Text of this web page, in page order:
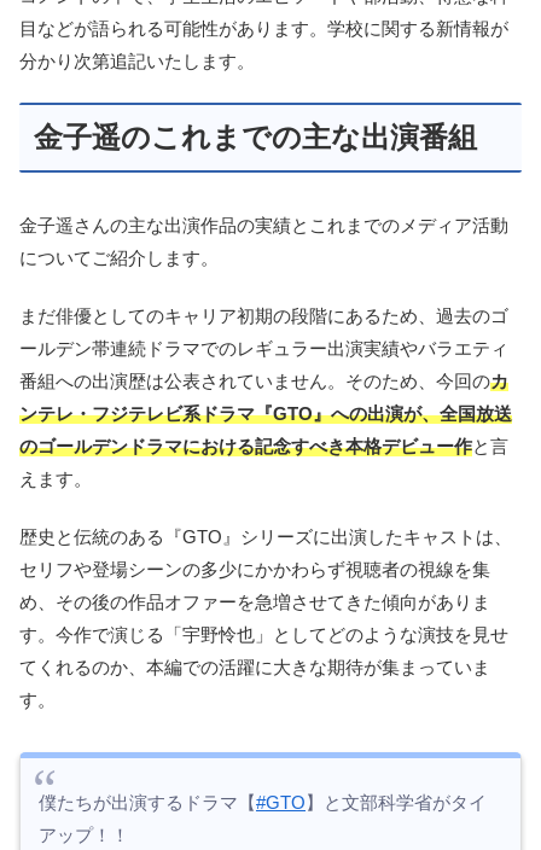
目などが語られる可能性があります。学校に関する新情報が
分かり次第追記いたします。
金子遥のこれまでの主な出演番組
金子遥さんの主な出演作品の実績とこれまでのメディア活動
についてご紹介します。
まだ俳優としてのキャリア初期の段階にあるため、過去のゴ
ールデン帯連続ドラマでのレギュラー出演実績やバラエティ
番組への出演歴は公表されていません。そのため、今回のカ
ンテレ・フジテレビ系ドラマ『GTO』への出演が、全国放送
のゴールデンドラマにおける記念すべき本格デビュー作と言
えます。
歴史と伝統のある『GTO』シリーズに出演したキャストは、
セリフや登場シーンの多少にかかわらず視聴者の視線を集
め、その後の作品オファーを急増させてきた傾向がありま
す。今作で演じる「宇野怜也」としてどのような演技を見せ
てくれるのか、本編での活躍に大きな期待が集まっていま
す。
僕たちが出演するドラマ【#GTO】と文部科学省がタイ
アップ！！